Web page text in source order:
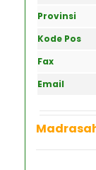
Provinsi
Kode Pos
Fax
Email